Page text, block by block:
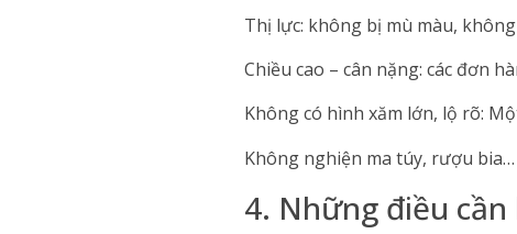
Thị lực: không bị mù màu,
Chiều cao – cân nặng: các đơn
Không có hình xăm lớn, lộ rõ:
Không nghiện ma túy, rượu bia…
4. Những điều